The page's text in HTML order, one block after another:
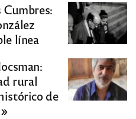
línea
rural
de